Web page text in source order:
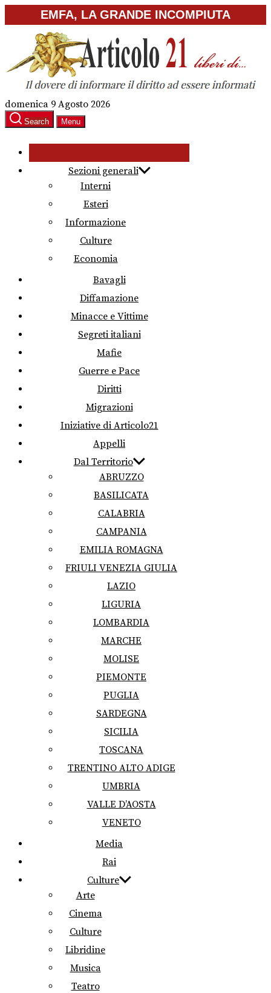
to
content
EMFA, LA GRANDE INCOMPIUTA
domenica 9 Agosto 2026
Search Menu
Sezioni generali
Interni
Esteri
Informazione
Culture
Economia
Bavagli
Diffamazione
Minacce e Vittime
Segreti italiani
Mafie
Guerre e Pace
Diritti
Migrazioni
Iniziative di Articolo21
Appelli
Dal Territorio
ABRUZZO
BASILICATA
CALABRIA
CAMPANIA
EMILIA ROMAGNA
FRIULI VENEZIA GIULIA
LAZIO
LIGURIA
LOMBARDIA
MARCHE
MOLISE
PIEMONTE
PUGLIA
SARDEGNA
SICILIA
TOSCANA
TRENTINO ALTO ADIGE
UMBRIA
VALLE D’AOSTA
VENETO
Media
Rai
Culture
Arte
Cinema
Culture
Libridine
Musica
Teatro